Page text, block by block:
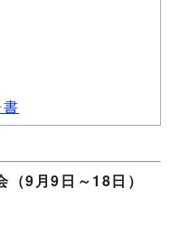
9月9日～18日）